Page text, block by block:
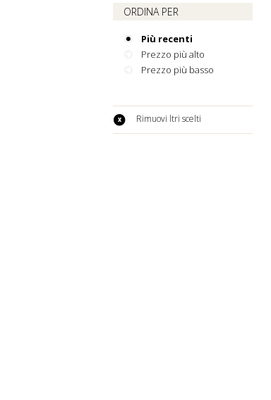
ORDINA PER
Più recenti
Prezzo più alto
Prezzo più basso
Rimuovi filtri scelti